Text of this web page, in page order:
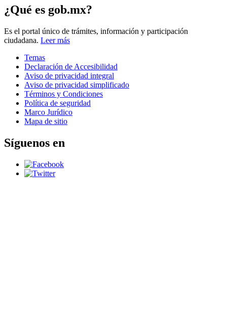
¿Qué es gob.mx?
Es el portal único de trámites, información y participación
ciudadana. Leer más
Temas
Declaración de Accesibilidad
Aviso de privacidad integral
Aviso de privacidad simplificado
Términos y Condiciones
Política de seguridad
Marco Jurídico
Mapa de sitio
Síguenos en